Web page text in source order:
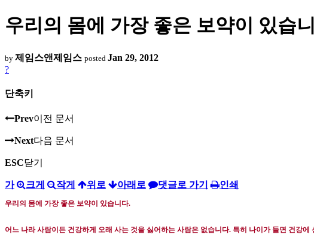
우리의 몸에 가장 좋은 보약이 있습
by 제임스앤제임스 posted Jan 29, 2012
?
단축키
Prev이전 문서
Next다음 문서
ESC닫기
가 크게 작게 위로 아래로 댓글로 가기 인쇄
우리의 몸에 가장 좋은 보약이 있습니다.
어느 나라 사람이든 건강하게 오래 사는 것을 싫어하는 사람은 없습니다. 특히 나이가 들면 건강에